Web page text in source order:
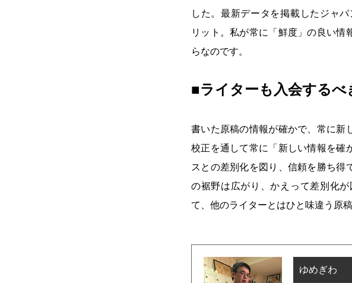
した。最新データを掲載したジャ
リット。私が常に「鮮度」の良い
らなのです。
■ライターも入会するべ
書いた原稿の情報が確かで、常に新
校正を通して常に「新しい情報を確
スとの差別化を図り、信頼を勝ち得
の裾野は広がり、かえって差別化
て、他のライターとはひと味違う原
ゆめぎわ